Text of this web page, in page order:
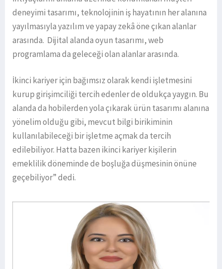
deneyimi tasarımı, teknolojinin iş hayatının her alanına
yayılmasıyla yazılım ve yapay zekâ öne çıkan alanlar
arasında. Dijital alanda oyun tasarımı, web
programlama da geleceği olan alanlar arasında.
İkinci kariyer için bağımsız olarak kendi işletmesini
kurup girişimciliği tercih edenler de oldukça yaygın. Bu
alanda da hobilerden yola çıkarak ürün tasarımı alanına
yönelim olduğu gibi, mevcut bilgi birikiminin
kullanılabileceği bir işletme açmak da tercih
edilebiliyor. Hatta bazen ikinci kariyer kişilerin
emeklilik döneminde de boşluğa düşmesinin önüne
geçebiliyor” dedi.